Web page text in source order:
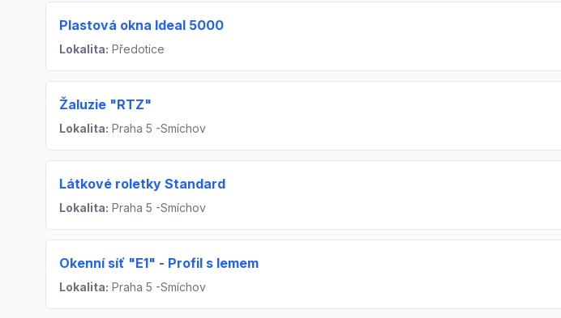
Plastová okna Ideal 5000
Lokalita: Předotice
Žaluzie "RTZ"
Lokalita: Praha 5 -Smíchov
Látkové roletky Standard
Lokalita: Praha 5 -Smíchov
Okenní síť "E1" - Profil s lemem
Lokalita: Praha 5 -Smíchov